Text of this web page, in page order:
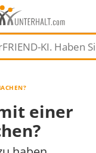
einer